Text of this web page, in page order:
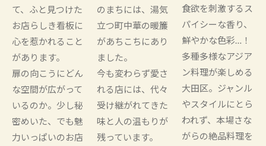
て、ふと見つけた
お店らしき看板に
心を惹かれること
があります。
扉の向こうにどん
な空間が広がって
いるのか。少し秘
密めいた、でも魅
力いっぱいのお店
のまちには、湯気
立つ町中華の暖簾
があちこちにあり
ました。
今も変わらず愛さ
れる店には、代々
受け継がれてきた
味と人の温もりが
残っています。
食欲を刺激するス
パイシーな香り、
鮮やかな色彩…！
多種多様なアジア
ン料理が楽しめる
大田区。ジャンル
やスタイルにとら
われず、本場さな
がらの絶品料理を